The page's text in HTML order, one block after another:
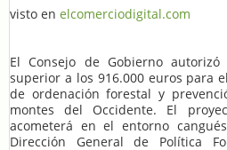
visto en elcomerciodigital.com
El Consejo de Gobierno
superior a los 916.000 euros para
de ordenación forestal y
montes del Occidente. El
acometerá en el entorno
Dirección General de Política